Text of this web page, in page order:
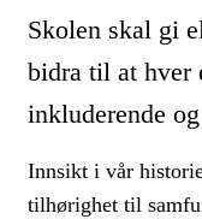
Skolen skal gi
bidra til at hver
inkluderende
Innsikt i vår
tilhørighet til